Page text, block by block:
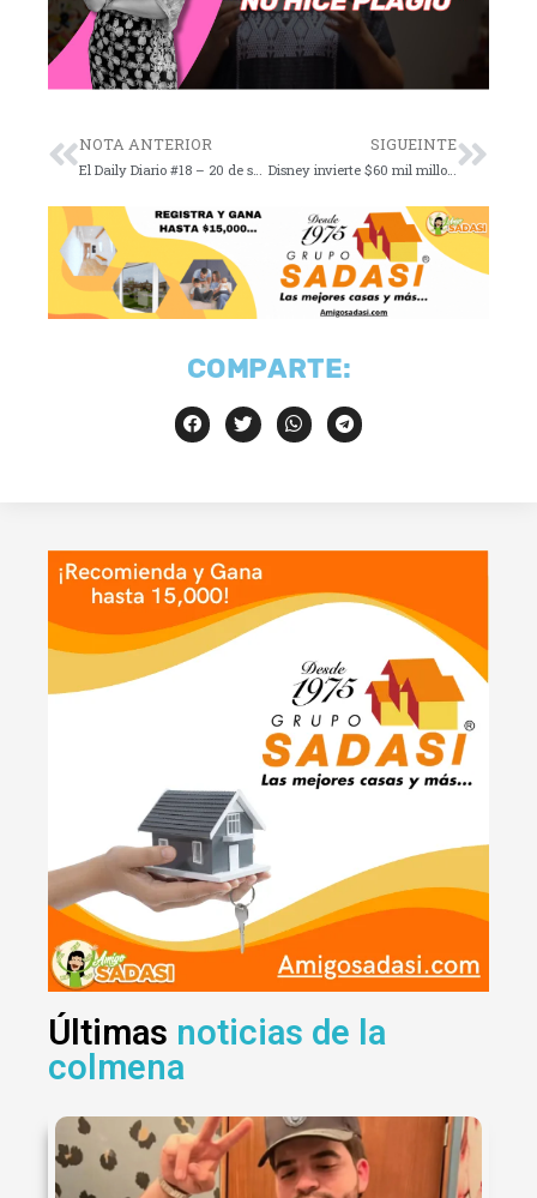
NOTA ANTERIOR SIGUEINTE
Disney invierte $60 mil millones: ¡Mickey a la conquista!
COMPARTE:
Últimas noticias de la
colmena